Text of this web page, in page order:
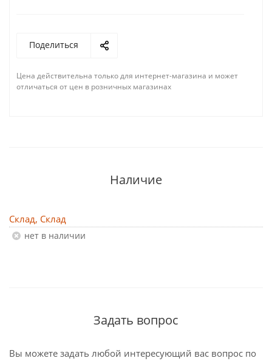
Поделиться
Цена действительна только для интернет-магазина и может
отличаться от цен в розничных магазинах
Наличие
Склад, Склад
Нет в наличии
Задать вопрос
Вы можете задать любой интересующий вас вопрос по